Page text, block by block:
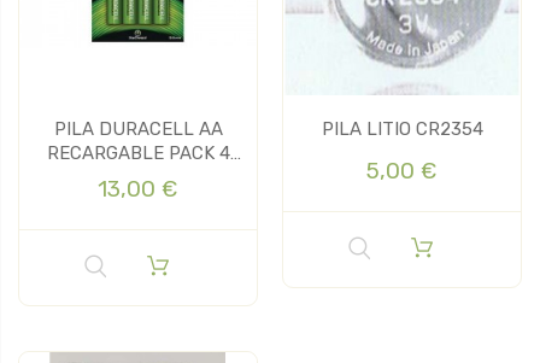
PILA DURACELL AA
RECARGABLE PACK 4
UDS
13,00 €
PILA LITIO CR2354
5,00 €